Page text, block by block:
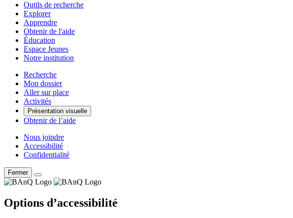
Outils de recherche
Explorer
Apprendre
Obtenir de l'aide
Éducation
Espace Jeunes
Notre institution
Recherche
Mon dossier
Aller sur place
Activités
Présentation visuelle
Obtenir de l’aide
Nous joindre
Accessibilité
Confidentialité
Fermer
Options d’accessibilité